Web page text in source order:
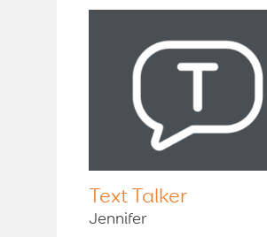
Text Talker
Jennifer